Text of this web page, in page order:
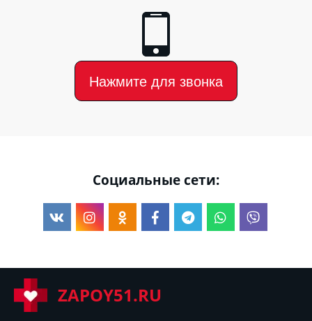
Нажмите для звонка
Социальные сети:
ZAPOY51.RU